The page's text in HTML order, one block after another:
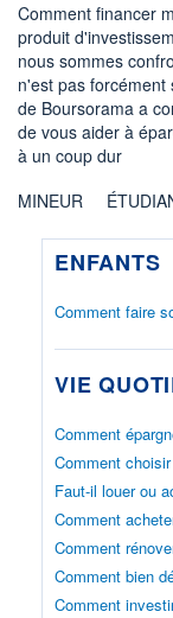
Comment financer
produit
nous sommes
n'est pas
de Boursorama a
de vous aider à
à un coup dur
MINEUR
ENFANTS
Comment faire
VIE
Comment
Comment
Faut-il louer ou
Comment
Comment
Comment bien
Comment